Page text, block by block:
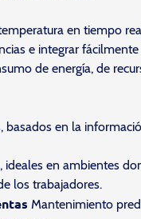
en tiempo
e integrar
de energía, de
en la
en ambientes
los trabajadores.
Mantenimiento